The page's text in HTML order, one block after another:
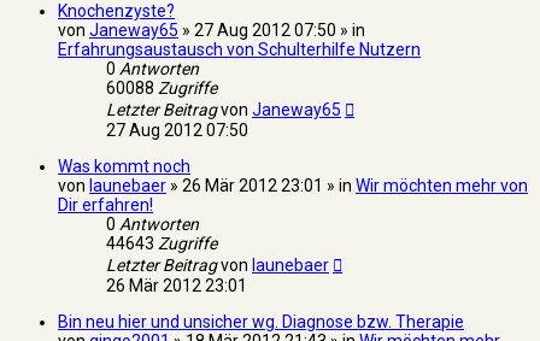
Knochenzyste?
von Janeway65 » 27 Aug 2012 07:50 » in
Erfahrungsaustausch von Schulterhilfe Nutzern
0 Antworten
60088 Zugriffe
Letzter Beitragvon Janeway65
27 Aug 2012 07:50
Was kommt noch
von launebaer » 26 Mär 2012 23:01 » in Wir möchten mehr von
Dir erfahren!
0 Antworten
44643 Zugriffe
Letzter Beitragvon launebaer
26 Mär 2012 23:01
Bin neu hier und unsicher wg. Diagnose bzw. Therapie